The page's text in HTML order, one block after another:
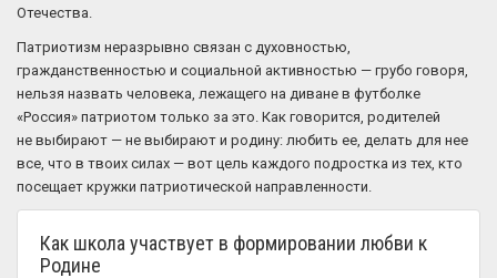
Отечества.
Патриотизм неразрывно связан с духовностью,
гражданственностью и социальной активностью — грубо говоря,
нельзя назвать человека, лежащего на диване в футболке
«Россия» патриотом только за это. Как говорится, родителей
не выбирают — не выбирают и родину: любить ее, делать для нее
все, что в твоих силах — вот цель каждого подростка из тех, кто
посещает кружки патриотической направленности.
Как школа участвует в формировании любви к
Родине